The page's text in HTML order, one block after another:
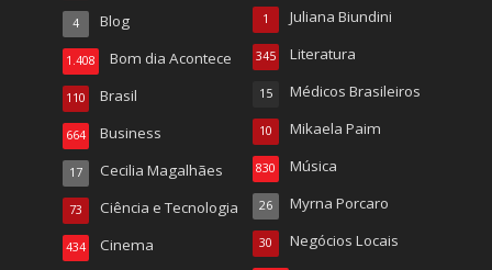
Blog
4
Bom dia Acontece
1.408
Brasil
110
Business
664
Cecilia Magalhães
17
Ciência e Tecnologia
73
Cinema
434
Juliana Biundini
1
Literatura
345
Médicos Brasileiros
15
Mikaela Paim
10
Música
830
Myrna Porcaro
26
Negócios Locais
30